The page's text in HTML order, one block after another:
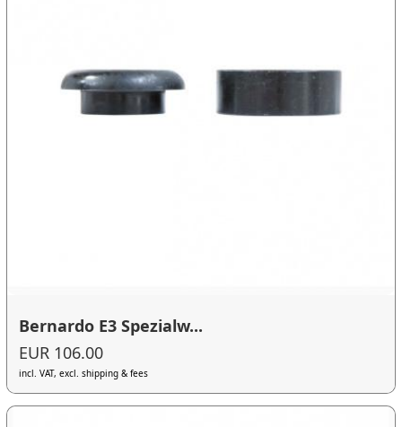
Bernardo E3 Spezialw...
EUR 106.00
incl. VAT, excl. shipping & fees